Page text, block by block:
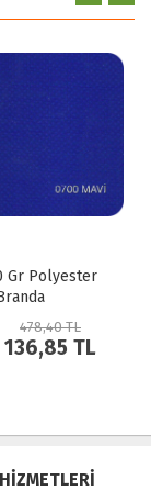
Beyaz 450
%